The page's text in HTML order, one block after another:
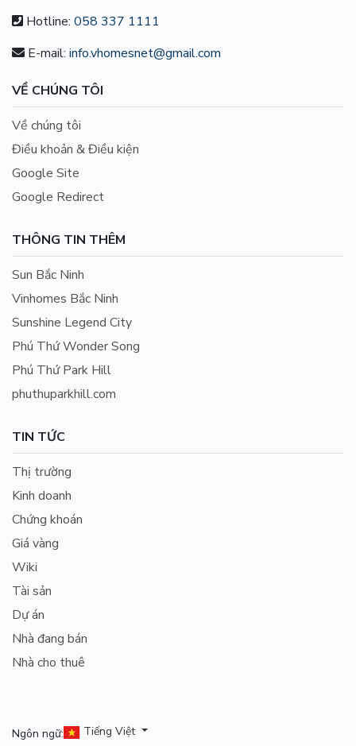
Hotline: 058 337 1111
E-mail: info.vhomesnet@gmail.com
VỀ CHÚNG TÔI
Về chúng tôi
Điều khoản & Điều kiện
Google Site
Google Redirect
THÔNG TIN THÊM
Sun Bắc Ninh
Vinhomes Bắc Ninh
Sunshine Legend City
Phú Thứ Wonder Song
Phú Thứ Park Hill
phuthuparkhill.com
TIN TỨC
Thị trường
Kinh doanh
Chứng khoán
Giá vàng
Wiki
Tài sản
Dự án
Nhà đang bán
Nhà cho thuê
Ngôn ngữ: Tiếng Việt